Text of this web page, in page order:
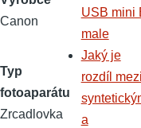
Canon
Typ
fotoaparátu
Zrcadlovka
USB mini
male
Jaký je
rozdíl mezi
a